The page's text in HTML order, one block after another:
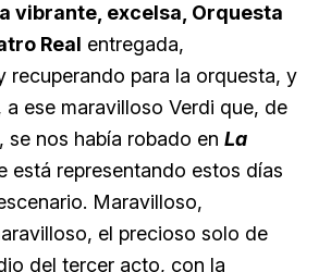
vibrante, excelsa, Orquesta
Real entregada,
recuperando para la orquesta, y
a ese maravilloso Verdi que, de
se nos había robado en La
está representando estos días
Maravilloso,
el precioso solo de
del tercer acto, con la